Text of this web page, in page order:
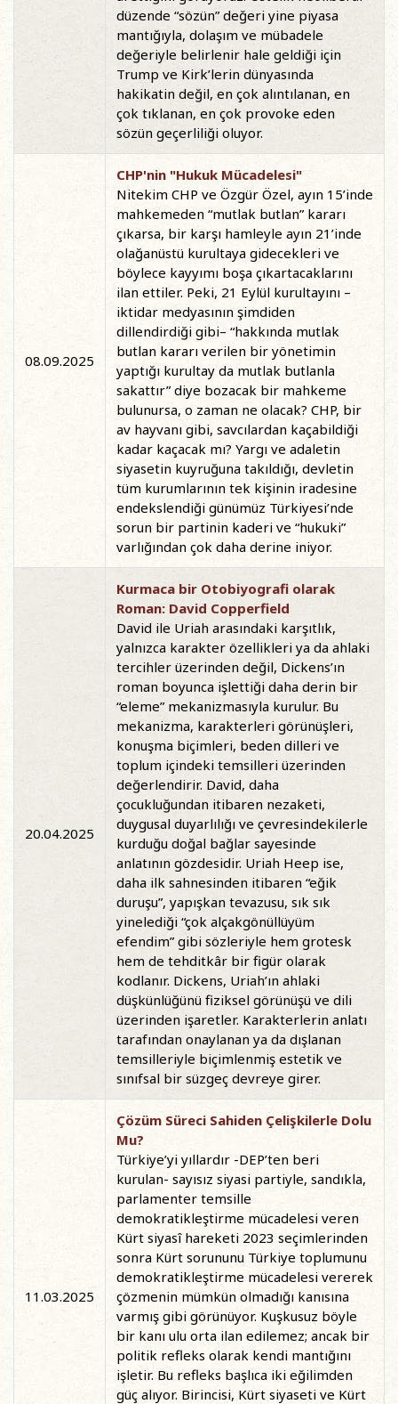
düzende “sözün” değeri yine piyasa
mantığıyla, dolaşım ve mübadele
değeriyle belirlenir hale geldiği için
Trump ve Kirk’lerin dünyasında
hakikatin değil, en çok alıntılanan, en
çok tıklanan, en çok provoke eden
sözün geçerliliği oluyor.
08.09.2025
CHP'nin "Hukuk Mücadelesi"
Nitekim CHP ve Özgür Özel, ayın 15’inde
mahkemeden “mutlak butlan” kararı
çıkarsa, bir karşı hamleyle ayın 21’inde
olağanüstü kurultaya gidecekleri ve
böylece kayyımı boşa çıkartacaklarını
ilan ettiler. Peki, 21 Eylül kurultayını –
iktidar medyasının şimdiden
dillendirdiği gibi– “hakkında mutlak
butlan kararı verilen bir yönetimin
yaptığı kurultay da mutlak butlanla
sakattır” diye bozacak bir mahkeme
bulunursa, o zaman ne olacak? CHP, bir
av hayvanı gibi, savcılardan kaçabildiği
kadar kaçacak mı? Yargı ve adaletin
siyasetin kuyruğuna takıldığı, devletin
tüm kurumlarının tek kişinin iradesine
endekslendiği günümüz Türkiyesi’nde
sorun bir partinin kaderi ve “hukuki”
varlığından çok daha derine iniyor.
20.04.2025
Kurmaca bir Otobiyografi olarak
Roman: David Copperfield
David ile Uriah arasındaki karşıtlık,
yalnızca karakter özellikleri ya da ahlaki
tercihler üzerinden değil, Dickens’ın
roman boyunca işlettiği daha derin bir
“eleme” mekanizmasıyla kurulur. Bu
mekanizma, karakterleri görünüşleri,
konuşma biçimleri, beden dilleri ve
toplum içindeki temsilleri üzerinden
değerlendirir. David, daha
çocukluğundan itibaren nezaketi,
duygusal duyarlılığı ve çevresindekilerle
kurduğu doğal bağlar sayesinde
anlatının gözdesidir. Uriah Heep ise,
daha ilk sahnesinden itibaren “eğik
duruşu”, yapışkan tevazusu, sık sık
yinelediği “çok alçakgönüllüyüm
efendim” gibi sözleriyle hem grotesk
hem de tehditkâr bir figür olarak
kodlanır. Dickens, Uriah’ın ahlaki
düşkünlüğünü fiziksel görünüşü ve dili
üzerinden işaretler. Karakterlerin anlatı
tarafından onaylanan ya da dışlanan
temsilleriyle biçimlenmiş estetik ve
sınıfsal bir süzgeç devreye girer.
11.03.2025
Çözüm Süreci Sahiden Çelişkilerle Dolu
Mu?
Türkiye’yi yıllardır -DEP’ten beri
kurulan- sayısız siyasi partiyle, sandıkla,
parlamenter temsille
demokratikleştirme mücadelesi veren
Kürt siyasî hareketi 2023 seçimlerinden
sonra Kürt sorununu Türkiye toplumunu
demokratikleştirme mücadelesi vererek
çözmenin mümkün olmadığı kanısına
varmış gibi görünüyor. Kuşkusuz böyle
bir kanı ulu orta ilan edilemez; ancak bir
politik refleks olarak kendi mantığını
işletir. Bu refleks başlıca iki eğilimden
güç alıyor. Birincisi, Kürt siyaseti ve Kürt